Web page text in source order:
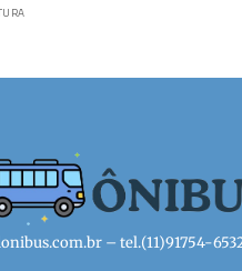
– tel.(11)91754-